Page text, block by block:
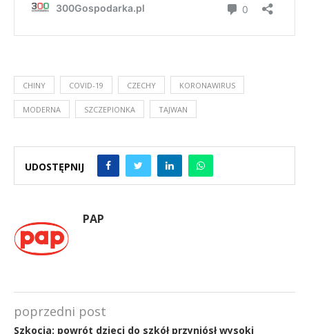
CHINY COVID-19 CZECHY KORONAWIRUS
MODERNA SZCZEPIONKA TAJWAN
UDOSTĘPNIJ
PAP
poprzedni post
Szkocja: powrót dzieci do szkół przyniósł wysoki